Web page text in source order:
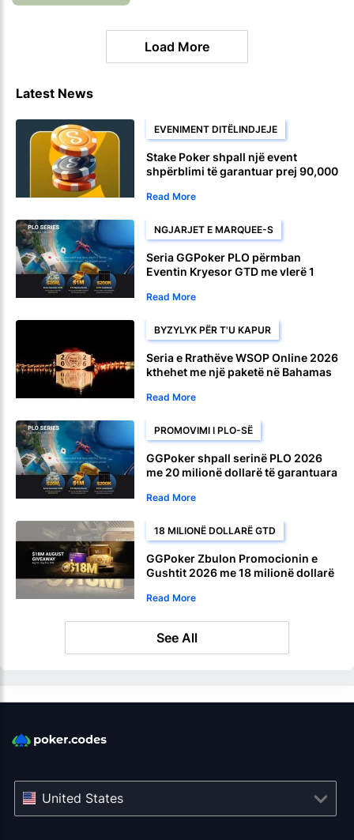
Load More
Latest News
EVENIMENT DITËLINDJEJE
Stake Poker shpall një event
shpërblimi të garantuar prej 90,000
Read More
NGJARJET E MARQUEE-S
Seria GGPoker PLO përmban
Eventin Kryesor GTD me vlerë 1
Read More
BYZYLYK PËR T'U KAPUR
Seria e Rrathëve WSOP Online 2026
kthehet me një paketë në Bahamas
Read More
PROMOVIMI I PLO-SË
GGPoker shpall serinë PLO 2026
me 20 milionë dollarë të garantuara
Read More
18 MILIONË DOLLARË GTD
GGPoker Zbulon Promocionin e
Gushtit 2026 me 18 milionë dollarë
Read More
See All
United States